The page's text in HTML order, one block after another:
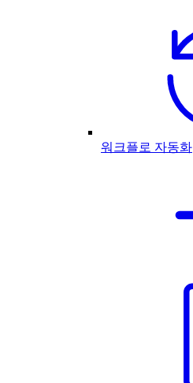
워크플로 자동화